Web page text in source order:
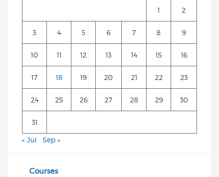
1 2
3 4 5 6 7 8 9
10 11 12 13 14 15 16
17 18 19 20 21 22 23
24 25 26 27 28 29 30
31
« Jul Sep »
Courses